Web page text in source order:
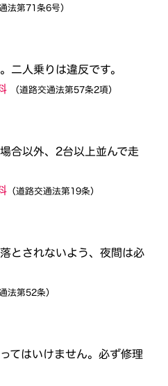
法第71条6号）
二人乗りは違反です。
（道路交通法第57条2項）
合以外、2台以上並んで走
（道路交通法第19条）
とされないよう、夜間は必
法第52条）
てはいけません。必ず修理